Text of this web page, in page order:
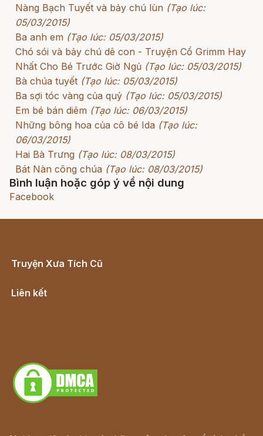
Nàng Bạch Tuyết và bảy chú lùn (Tạo lúc:
05/03/2015)
Ba anh em (Tạo lúc: 05/03/2015)
Chó sói và bảy chú dê con - Truyện Cổ Grimm Hay
Nhất Cho Bé Trước Giờ Ngủ (Tạo lúc: 05/03/2015)
Bà chúa tuyết (Tạo lúc: 05/03/2015)
Ba sợi tóc vàng của quỷ (Tạo lúc: 05/03/2015)
Em bé bán diêm (Tạo lúc: 06/03/2015)
Những bông hoa của cô bé Ida (Tạo lúc:
06/03/2015)
Hai Bà Trưng (Tạo lúc: 08/03/2015)
Bát Nàn công chúa (Tạo lúc: 08/03/2015)
Bình luận hoặc góp ý về nội dung
Facebook
Truyện Xưa Tích Cũ
Liên kết